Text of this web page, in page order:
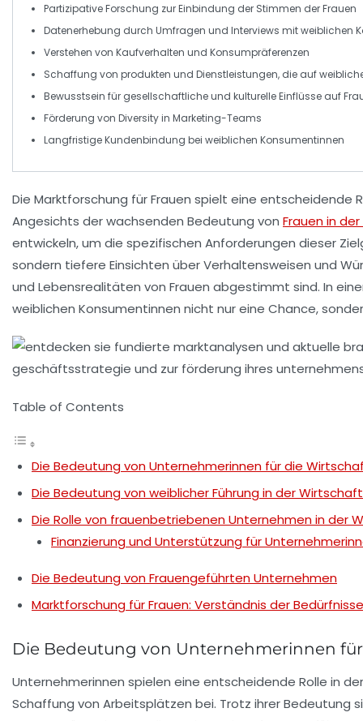
PartizipativeForschung zur Einbindung der Stimmen derFrauen
Datenerhebung durch Umfragen und Interviews mitweiblichen
Verstehen von Kaufverhalten und Konsumpräferenzen
Schaffung von produkten und Dienstleistungen, die auf
Bewusstsein für gesellschaftliche und kulturelle Einflüsse auf
Förderung von Diversityin Marketing-Teams
Langfristige Kundenbindung bei weiblichen Konsumentinnen
Die Marktforschung für Frauen spielt eine entscheidende
Angesichts der wachsenden Bedeutung von Frauen in
entwickeln, um die spezifischen Anforderungen dieser
sondern tiefere Einsichten überVerhaltensweisen und
und Lebensrealitäten von Frauen abgestimmt sind. In
weiblichen Konsumentinnen nicht nur eine Chance,
Table of Contents
Die Bedeutung von Unternehmerinnen für die
Die Bedeutung von weiblicher Führung in der Wirtschaft
Die Rolle von frauenbetriebenen Unternehmen in der
Finanzierung und Unterstützung für
Die Bedeutung von Frauengeführten Unternehmen
Marktforschung für Frauen: Verständnis der
Die Bedeutung von Unternehmerinnen
Unternehmerinnen spielen eine entscheidende Rolle in
Schaffung von Arbeitsplätzen bei. Trotz ihrer Bedeutung